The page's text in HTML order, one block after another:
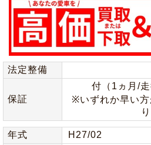
法定整備
保証
付（1ヵ月/
※いずれか早い
年式
H27/02